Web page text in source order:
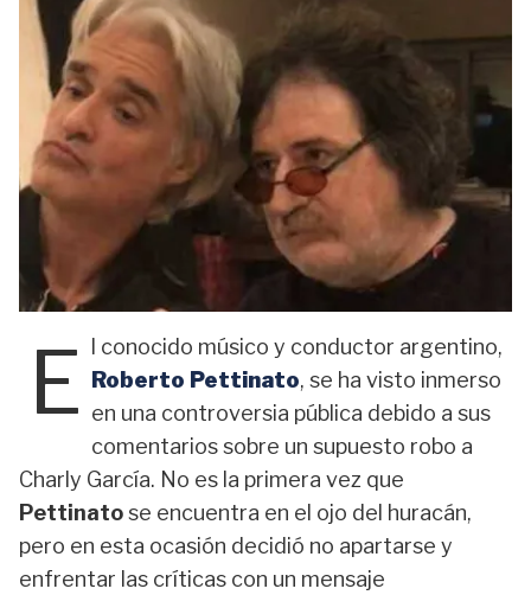
E
l conocido músico y conductor argentino,
Roberto Pettinato, se ha visto inmerso
en una controversia pública debido a sus
comentarios sobre un supuesto robo a
Charly García. No es la primera vez que
Pettinatose encuentra en el ojo del huracán,
pero en esta ocasión decidió no apartarse y
enfrentar las críticas con un mensaje